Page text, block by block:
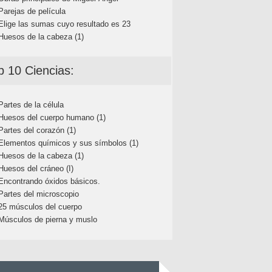
de película
las sumas cuyo resultado es 23
de la cabeza (1)
10 Ciencias:
de la célula
del cuerpo humano (1)
del corazón (1)
químicos y sus símbolos (1)
de la cabeza (1)
del cráneo (I)
óxidos básicos.
del microscopio
músculos del cuerpo
de pierna y muslo